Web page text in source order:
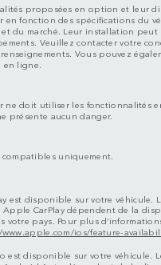
proposées en option et leur
en fonction des spécifications du
du marché. Leur installation peut
Veuillez contacter votre
Vous pouvez
ligne.
ne doit utiliser les fonctionnalités
présente aucun danger.
uniquement.
est disponible sur votre véhicule.
CarPlay dépendent de la
votre pays. Pour plus
ios/feature-
est disponible sur votre véhicule.